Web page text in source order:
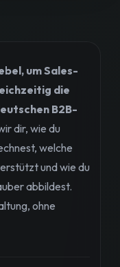
um Sales-
die
B2B-
dir, wie du
welche
und wie du
abbildest.
ohne